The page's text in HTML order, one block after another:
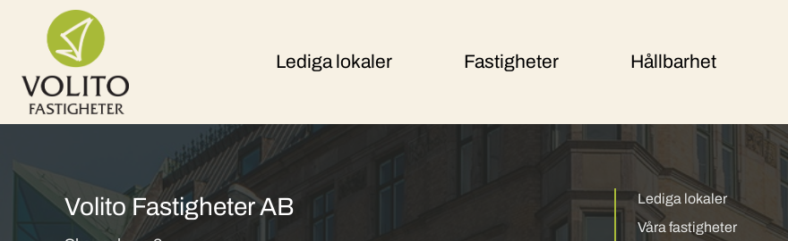
Skip to content
Lediga lokaler Fastigheter Hållbarhet
Volito Fastigheter AB
Lediga lokaler
Våra fastigheter